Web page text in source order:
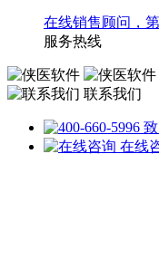
在线销售顾问，
服务热线
联系我们
在线